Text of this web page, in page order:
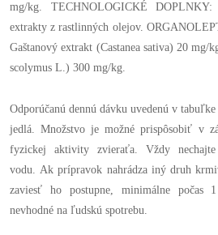
mg/kg. TECHNOLOGICKÉ DOPLNKY:
extrakty z rastlinných olejov.
Gaštanový extrakt (Castanea sativa) 20
scolymus L.) 300 mg/kg.
Odporúčanú dennú dávku uvedenú v
jedlá. Množstvo je možné prispôsobiť v
fyzickej aktivity zvieraťa. Vždy
vodu. Ak prípravok nahrádza iný druh
zaviesť ho postupne, minimálne počas
nevhodné na ľudskú spotrebu.